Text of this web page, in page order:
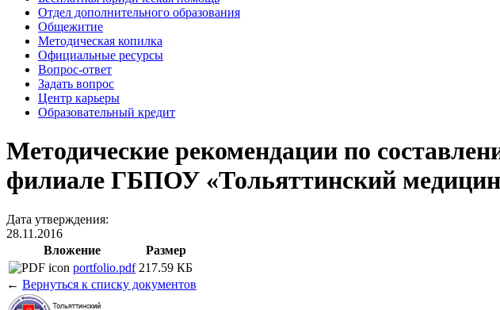
Отдел дополнительного образования
Общежитие
Методическая копилка
Официальные ресурсы
Вопрос-ответ
Задать вопрос
Центр карьеры
Образовательный кредит
Методические рекомендации по
филиале ГБПОУ «Тольяттинский
Дата утверждения:
28.11.2016
Вложение
Размер
portfolio.pdf 217.59 КБ
← Вернуться к списку документов